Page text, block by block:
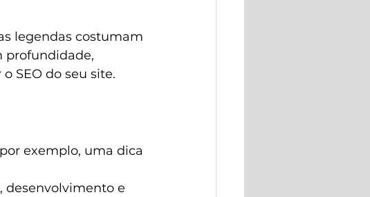
legendas costumam
profundidade,
SEO do seu site.
exemplo, uma dica
desenvolvimento e